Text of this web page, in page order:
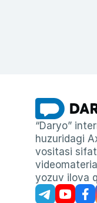
“Daryo”
huzuridagi
vositasi
yozuv ilova